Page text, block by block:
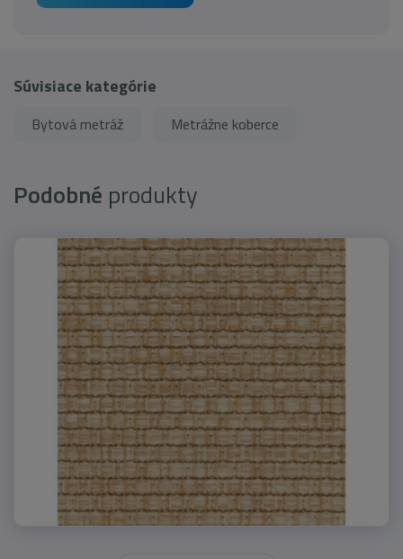
Súvisiace kategórie
Bytová metráž Metrážne koberce
Podobné produkty